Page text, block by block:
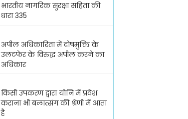
भारतीय नागरिक सुरक्षा संहिता की
धारा 335
अपील अधिकारिता में दोषमुक्ति के
उलटफेर के विरुद्ध अपील करने का
अधिकार
किसी उपकरण द्वारा योनि में प्रवेश
कराना भी बलात्संग की श्रेणी में आता
है